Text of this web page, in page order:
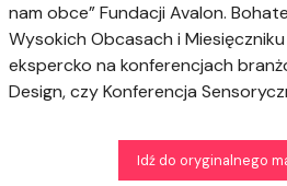
nam obce” Fundacji Avalon.
Wysokich Obcasach i Miesięczniku
ekspercko na konferencjach
Design, czy Konferencja
Idź do oryginalnego